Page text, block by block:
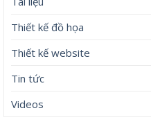
Thiết kế đồ họa
Thiết kế website
Tin tức
Videos